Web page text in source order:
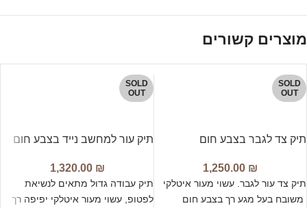
מוצרים קשורים
SOLD
OUT
תיק צד לגבר בצבע חום
1,250.00 ₪
תיק צד עור לגבר. עשוי מעור איטלקי
משובח בעל מגע רך בצבע חום
SOLD
OUT
תיק עור למחשב נייד בצבע חום
1,320.00 ₪
תיק עבודה גדול מתאים לנשיאת
לפטופ, עשוי מעור איטלקי יפיפה רך